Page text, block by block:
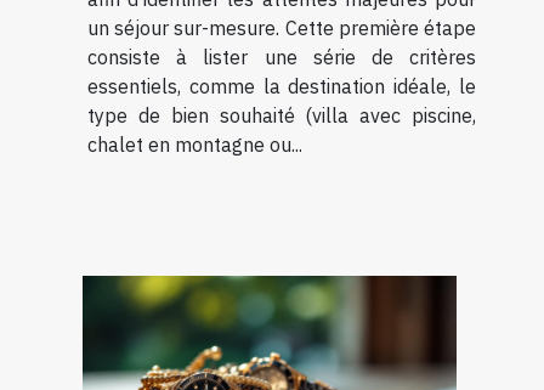
un séjour sur-mesure. Cette première étape
consiste à lister une série de critères
essentiels, comme la destination idéale, le
type de bien souhaité (villa avec piscine,
chalet en montagne ou...